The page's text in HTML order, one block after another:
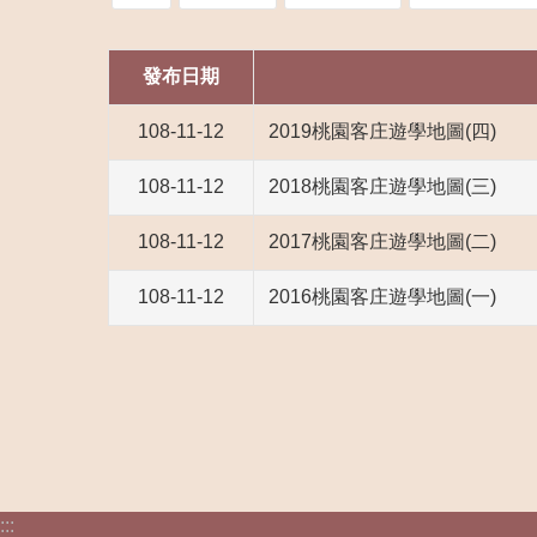
發布日期
108-11-12 2019桃園客庄遊學地圖(四)
108-11-12 2018桃園客庄遊學地圖(三)
108-11-12 2017桃園客庄遊學地圖(二)
108-11-12 2016桃園客庄遊學地圖(一)
:::